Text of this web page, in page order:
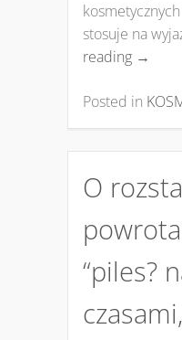
stosuje na
reading →
Posted in
O
“piles?